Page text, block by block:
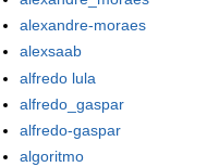
alexandre-moraes
alexsaab
alfredo lula
alfredo_gaspar
alfredo-gaspar
algoritmo